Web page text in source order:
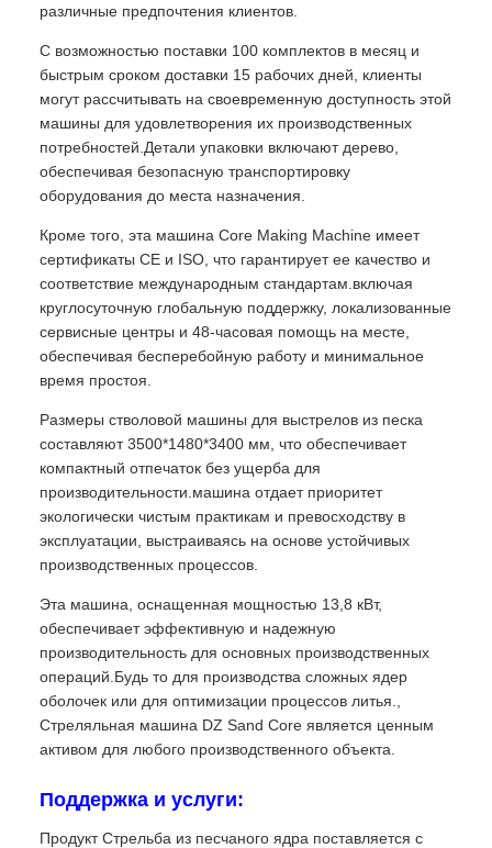
различные предпочтения клиентов.
С возможностью поставки 100 комплектов в месяц и
быстрым сроком доставки 15 рабочих дней, клиенты
могут рассчитывать на своевременную доступность этой
машины для удовлетворения их производственных
потребностей.Детали упаковки включают дерево,
обеспечивая безопасную транспортировку
оборудования до места назначения.
Кроме того, эта машина Core Making Machine имеет
сертификаты CE и ISO, что гарантирует ее качество и
соответствие международным стандартам.включая
круглосуточную глобальную поддержку, локализованные
сервисные центры и 48-часовая помощь на месте,
обеспечивая бесперебойную работу и минимальное
время простоя.
Размеры стволовой машины для выстрелов из песка
составляют 3500*1480*3400 мм, что обеспечивает
компактный отпечаток без ущерба для
производительности.машина отдает приоритет
экологически чистым практикам и превосходству в
эксплуатации, выстраиваясь на основе устойчивых
производственных процессов.
Эта машина, оснащенная мощностью 13,8 кВт,
обеспечивает эффективную и надежную
производительность для основных производственных
операций.Будь то для производства сложных ядер
оболочек или для оптимизации процессов литья.,
Стреляльная машина DZ Sand Core является ценным
активом для любого производственного объекта.
Поддержка и услуги:
Продукт Стрельба из песчаного ядра поставляется с